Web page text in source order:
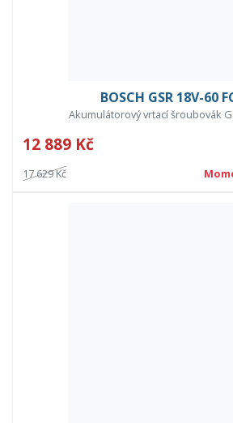
BOSCH GSR 18V-60
Akumulátorový vrtací šroubovák
12 889 Kč
17 629 Kč